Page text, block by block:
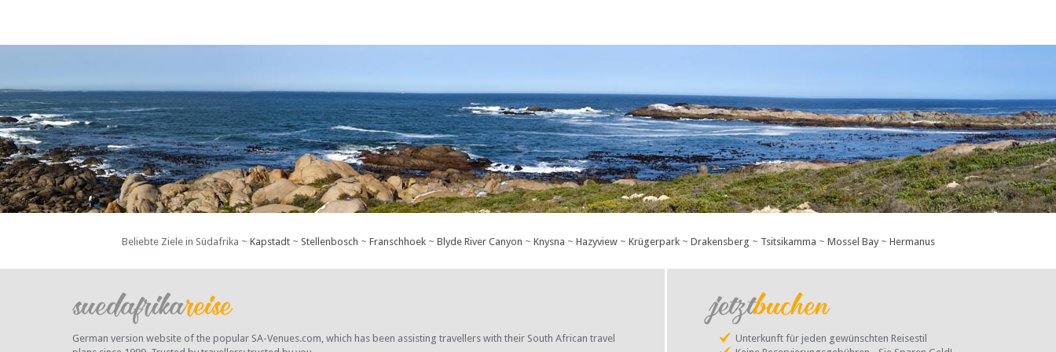
Beliebte Ziele in Südafrika ~ Kapstadt~ Stellenbosch ~ Franschhoek~ Blyde River Canyon ~ Knysna ~ Hazyview~ Krügerpark~ Drakensberg ~ Tsitsikamma ~ Mossel Bay~ Hermanus
German version website of the popular SA-Venues.com, which has been assisting travellers with their South African travel
Unterkunft für jeden gewünschten Reisestil